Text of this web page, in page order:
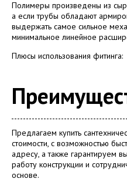
Полимеры произведены из
а если трубы обладают
выдержать самое сильное
минимальное линейное
Плюсы использования фитинга:
Предлагаем купить
стоимости, с возможностью
адресу, а также гарантируем
работу конструкции и
основе.